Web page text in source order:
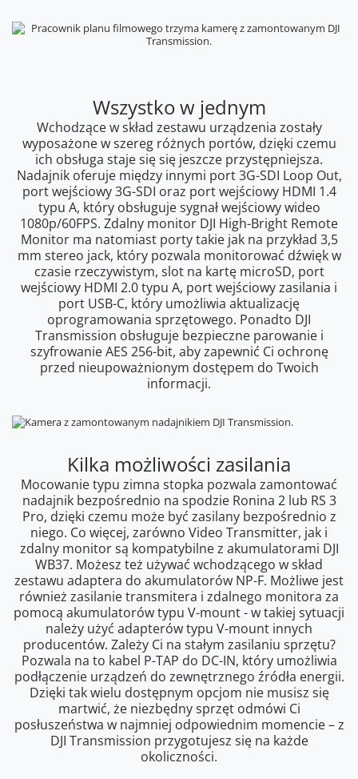
Wszystko w jednym
Wchodzące w skład zestawu urządzenia zostały
wyposażone w szereg różnych portów, dzięki czemu
ich obsługa staje się się jeszcze przystępniejsza.
Nadajnik oferuje między innymi port 3G-SDI Loop Out,
port wejściowy 3G-SDI oraz port wejściowy HDMI 1.4
typu A, który obsługuje sygnał wejściowy wideo
1080p/60FPS. Zdalny monitor DJI High-Bright Remote
Monitor ma natomiast porty takie jak na przykład 3,5
mm stereo jack, który pozwala monitorować dźwięk w
czasie rzeczywistym, slot na kartę microSD, port
wejściowy HDMI 2.0 typu A, port wejściowy zasilania i
port USB-C, który umożliwia aktualizację
oprogramowania sprzętowego. Ponadto DJI
Transmission obsługuje bezpieczne parowanie i
szyfrowanie AES 256-bit, aby zapewnić Ci ochronę
przed nieupoważnionym dostępem do Twoich
informacji.
Kilka możliwości zasilania
Mocowanie typu zimna stopka pozwala zamontować
nadajnik bezpośrednio na spodzie Ronina 2 lub RS 3
Pro, dzięki czemu może być zasilany bezpośrednio z
niego. Co więcej, zarówno Video Transmitter, jak i
zdalny monitor są kompatybilne z akumulatorami DJI
WB37. Możesz też używać wchodzącego w skład
zestawu adaptera do akumulatorów NP-F. Możliwe jest
również zasilanie transmitera i zdalnego monitora za
pomocą akumulatorów typu V-mount - w takiej sytuacji
należy użyć adapterów typu V-mount innych
producentów. Zależy Ci na stałym zasilaniu sprzętu?
Pozwala na to kabel P-TAP do DC-IN, który umożliwia
podłączenie urządzeń do zewnętrznego źródła energii.
Dzięki tak wielu dostępnym opcjom nie musisz się
martwić, że niezbędny sprzęt odmówi Ci
posłuszeństwa w najmniej odpowiednim momencie – z
DJI Transmission przygotujesz się na każde
okoliczności.